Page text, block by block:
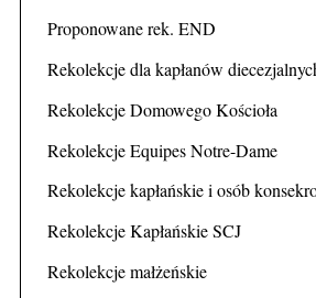
Proponowane rek. END
Rekolekcje dla kapłanów
Rekolekcje Domowego Kościoła
Rekolekcje Equipes Notre-Dame
Rekolekcje kapłańskie i osób
Rekolekcje Kapłańskie SCJ
Rekolekcje małżeńskie